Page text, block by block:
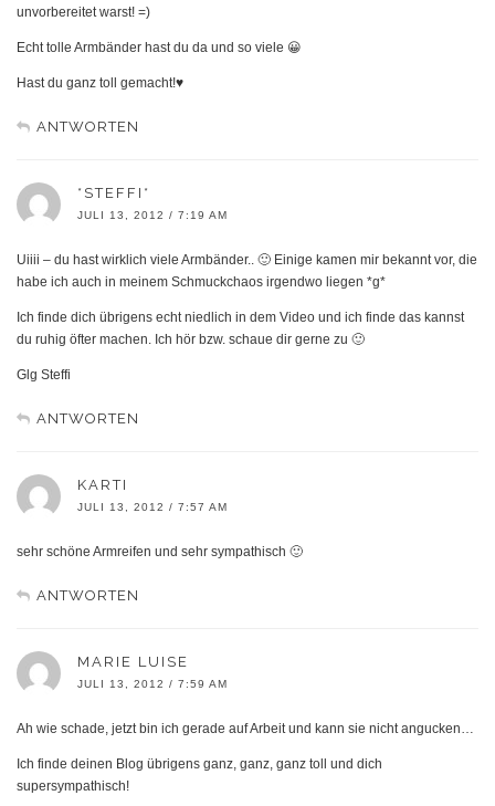
unvorbereitet warst! =)
Echt tolle Armbänder hast du da und so viele 😀
Hast du ganz toll gemacht!♥
ANTWORTEN
*STEFFI*
JULI 13, 2012 / 7:19 AM
Uiiii – du hast wirklich viele Armbänder.. 🙂 Einige kamen mir bekannt vor, die
habe ich auch in meinem Schmuckchaos irgendwo liegen *g*
Ich finde dich übrigens echt niedlich in dem Video und ich finde das kannst
du ruhig öfter machen. Ich hör bzw. schaue dir gerne zu 🙂
Glg Steffi
ANTWORTEN
KARTI
JULI 13, 2012 / 7:57 AM
sehr schöne Armreifen und sehr sympathisch 🙂
ANTWORTEN
MARIE LUISE
JULI 13, 2012 / 7:59 AM
Ah wie schade, jetzt bin ich gerade auf Arbeit und kann sie nicht angucken…
Ich finde deinen Blog übrigens ganz, ganz, ganz toll und dich
supersympathisch!